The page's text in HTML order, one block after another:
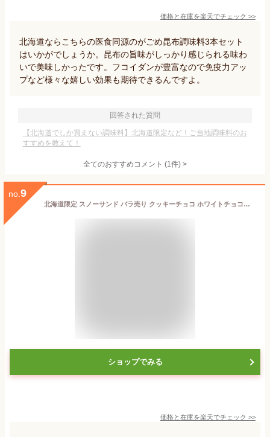
価格と在庫を楽天でチェック >>
北海道ならこちらの医食同源のがごめ昆布調味料3本セット
はいかがでしょうか。昆布の旨味がしっかり感じられる味わ
いで美味しかったです。フコイダンが豊富なので免疫力アッ
プなど様々な嬉しい効果も期待できるんですよ。
回答された質問
【北海道でしか買えない調味料】北海道限定など！ご当地調味料のお
すすめを教えて！
全てのおすすめコメント (1件) >
no. 9
北海道限定 スノーサンド バラ売り クッキーチョコ ホワイトチョコレート お菓子 クッキー チョコレート 北海道 プレゼント お土産 SNOWS きのとや 生チョコレートサンド イベント 人気 ラングドシャ SNOWサンド
ショップでみる
価格と在庫を楽天でチェック >>